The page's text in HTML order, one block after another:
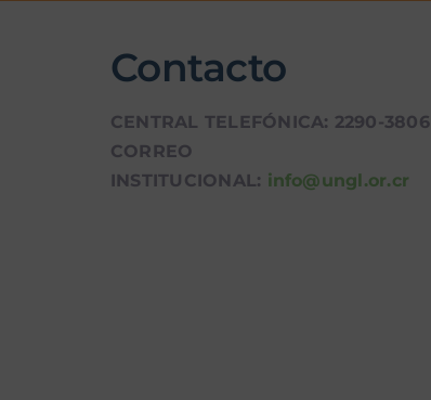
Contacto
CENTRAL TELEFÓNICA: 2290-3806
CORREO
INSTITUCIONAL: info@ungl.or.cr